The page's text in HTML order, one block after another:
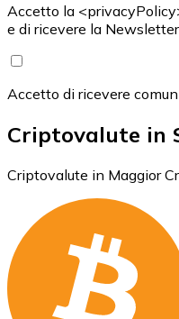
Accetto la
e di ricevere la
Accetto di ricevere
Criptovalute in
Criptovalute in Maggior